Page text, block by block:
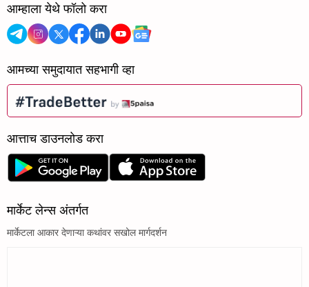
आम्हाला येथे फॉलो करा
आमच्या समुदायात सहभागी व्हा
आत्ताच डाउनलोड करा
मार्केट लेन्स अंतर्गत
मार्केटला आकार देणाऱ्या कथांवर सखोल मार्गदर्शन